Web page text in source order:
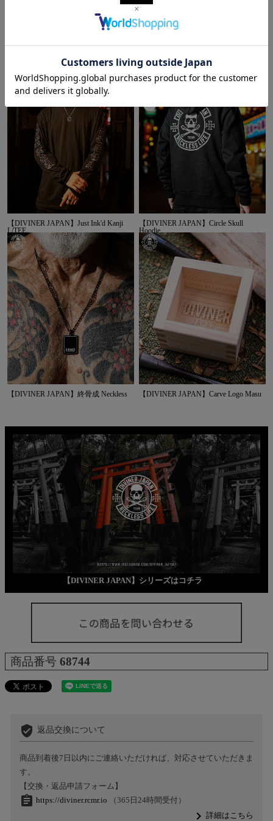
TEE（ブラック）
【DIVINER JAPAN】Just Ink'd Kanji
L/TEE
【DIVINER JAPAN】Circle Skull
Hoodie
【DIVINER JAPAN】終骨成 Neckless 【DIVINER JAPAN】Carve Logo Masu
【DIVINER JAPAN】シリーズはコチラ
商品番号 68744
verified_user 返品交換について
商品到着後7日以内にご連絡いただければ、対応させていただきま
す。
【交換・返品申請フォーム】
assignment https://diviner.rcmr.io （365日24時間受付）
navigate_next詳細はこちら